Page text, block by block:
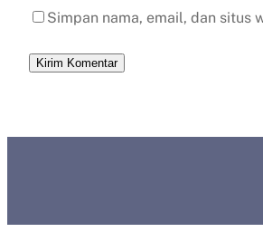
Simpan nama, email, dan situs